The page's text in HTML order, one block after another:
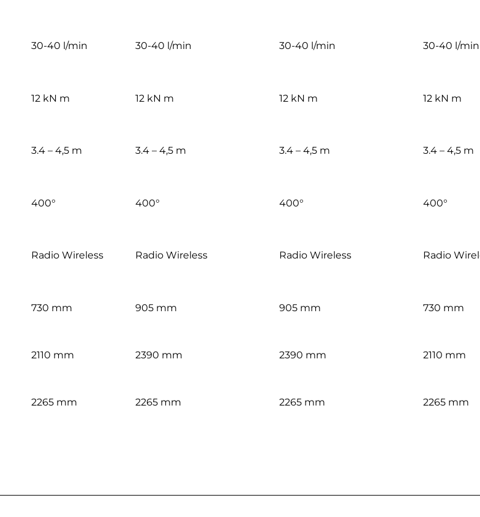
30-40 l/min 30-40 l/min 30-40 l/min 30-40 l/min
12 kN m 12 kN m 12 kN m 12 kN m
3.4 – 4,5 m 3.4 – 4,5 m 3.4 – 4,5 m 3.4 – 4,5 m
400° 400° 400° 400°
Radio Wireless Radio Wireless Radio Wireless Radio
730 mm 905 mm 905 mm 730 mm
2110 mm 2390 mm 2390 mm 2110 mm
2265 mm 2265 mm 2265 mm 2265 mm